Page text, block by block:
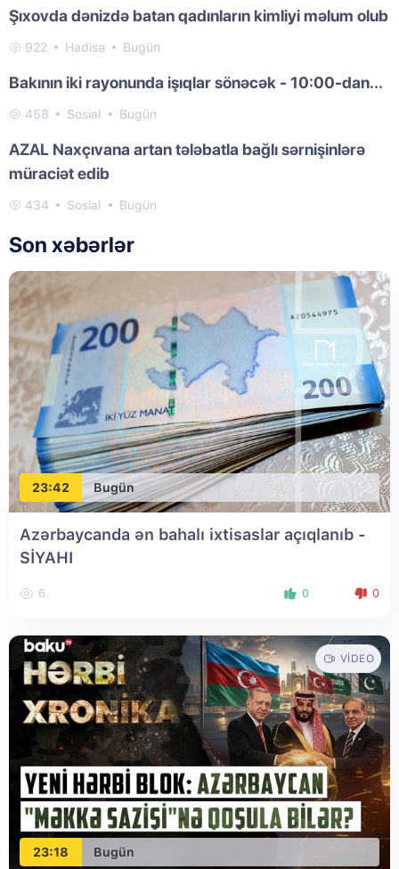
Şıxovda dənizdə batan qadınların kimliyi məlum olub
922 Hadisə Bugün
Bakının iki rayonunda işıqlar sönəcək - 10:00-dan...
458 Sosial Bugün
AZAL Naxçıvana artan tələbatla bağlı sərnişinlərə
müraciət edib
434 Sosial Bugün
Son xəbərlər
23:42 Bugün
Azərbaycanda ən bahalı ixtisaslar açıqlanıb -
SİYAHI
6 0 0
23:18 Bugün
VIDEO